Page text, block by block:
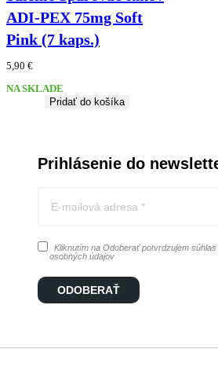
ADI-PEX 75mg Soft
Pink (7 kaps.)
5,90 €
NA SKLADE
Pridať do košíka
Prihlásenie do
Kliknutím na Odoberať potvrdzujem
osobných údajov
ODOBERAŤ